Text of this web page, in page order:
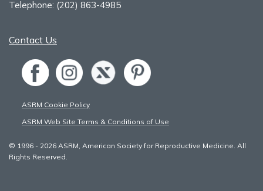
Telephone: (202) 863-4985
Contact Us
ASRM Cookie Policy
ASRM Web Site Terms & Conditions of Use
© 1996 - 2026 ASRM, American Society for Reproductive Medicine. All
Rights Reserved.